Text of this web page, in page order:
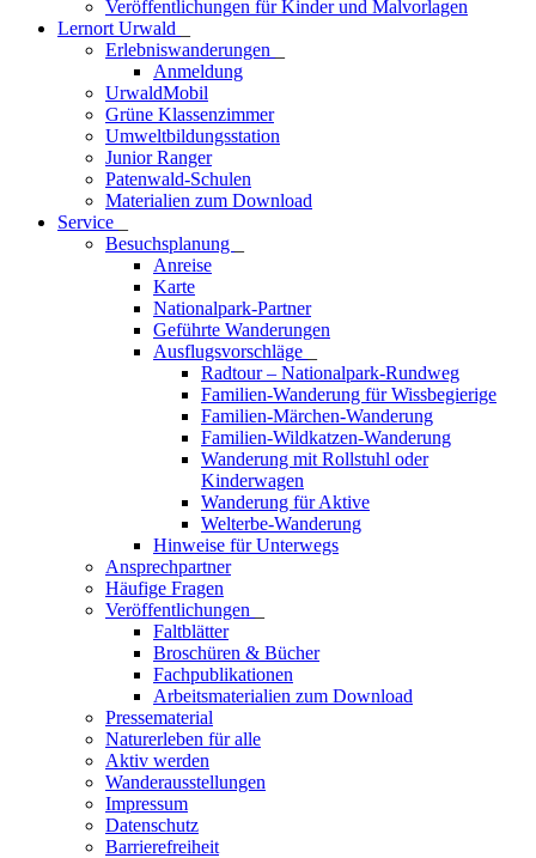
Veröffentlichungen für Kinder und Malvorlagen
Lernort Urwald
Erlebniswanderungen
Anmeldung
UrwaldMobil
Grüne Klassenzimmer
Umweltbildungsstation
Junior Ranger
Patenwald-Schulen
Materialien zum Download
Service
Besuchsplanung
Anreise
Karte
Nationalpark-Partner
Geführte Wanderungen
Ausflugsvorschläge
Radtour – Nationalpark-Rundweg
Familien-Wanderung für Wissbegierige
Familien-Märchen-Wanderung
Familien-Wildkatzen-Wanderung
Wanderung mit Rollstuhl oder
Kinderwagen
Wanderung für Aktive
Welterbe-Wanderung
Hinweise für Unterwegs
Ansprechpartner
Häufige Fragen
Veröffentlichungen
Faltblätter
Broschüren & Bücher
Fachpublikationen
Arbeitsmaterialien zum Download
Pressematerial
Naturerleben für alle
Aktiv werden
Wanderausstellungen
Impressum
Datenschutz
Barrierefreiheit